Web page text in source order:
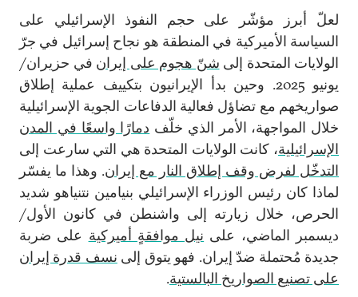
لعلّ أبرز مؤشّر على حجم النفوذ الإسرائيلي على
السياسة الأميركية في المنطقة هو نجاح إسرائيل في جرّ
الولايات المتحدة إلى شنّ هجوم على إيران في حزيران/
يونيو 2025. وحين بدأ الإيرانيون بتكييف عملية إطلاق
صواريخهم مع تضاؤل فعالية الدفاعات الجوية الإسرائيلية
خلال المواجهة، الأمر الذي خلّف دمارًا واسعًا في المدن
الإسرائيلية، كانت الولايات المتحدة هي التي سارعت إلى
التدخّل لفرض وقف إطلاق النار مع إيران. وهذا ما يفسّر
لماذا كان رئيس الوزراء الإسرائيلي بنيامين نتنياهو شديد
الحرص، خلال زيارته إلى واشنطن في كانون الأول/
ديسمبر الماضي، على نيل موافقةٍ أميركية على ضربة
جديدة مُحتملة ضدّ إيران. فهو يتوق إلى نسف قدرة إيران
على تصنيع الصواريخ البالستية.